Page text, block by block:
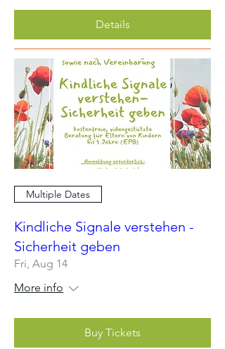
Details
Multiple Dates
Kindliche Signale verstehen -
Sicherheit geben
Fri, Aug 14
More info
Buy Tickets